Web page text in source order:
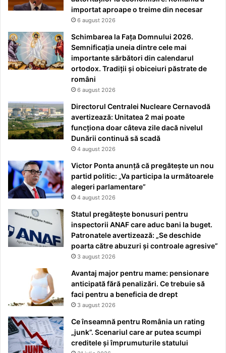
importat aproape o treime din necesar
6 august 2026
Schimbarea la Fața Domnului 2026.
Semnificația uneia dintre cele mai
importante sărbători din calendarul
ortodox. Tradiții și obiceiuri păstrate de
români
6 august 2026
Directorul Centralei Nucleare Cernavodă
avertizează: Unitatea 2 mai poate
funcționa doar câteva zile dacă nivelul
Dunării continuă să scadă
4 august 2026
Victor Ponta anunță că pregătește un nou
partid politic: „Va participa la următoarele
alegeri parlamentare”
4 august 2026
Statul pregătește bonusuri pentru
inspectorii ANAF care aduc bani la buget.
Patronatele avertizează: „Se deschide
poarta către abuzuri și controale agresive”
3 august 2026
Avantaj major pentru mame: pensionare
anticipată fără penalizări. Ce trebuie să
faci pentru a beneficia de drept
3 august 2026
Ce înseamnă pentru România un rating
„junk”. Scenariul care ar putea scumpi
creditele și împrumuturile statului